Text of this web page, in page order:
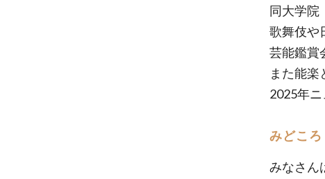
同大学
歌舞伎や
芸能鑑賞
また能楽
2025年
みどころ
みなさん